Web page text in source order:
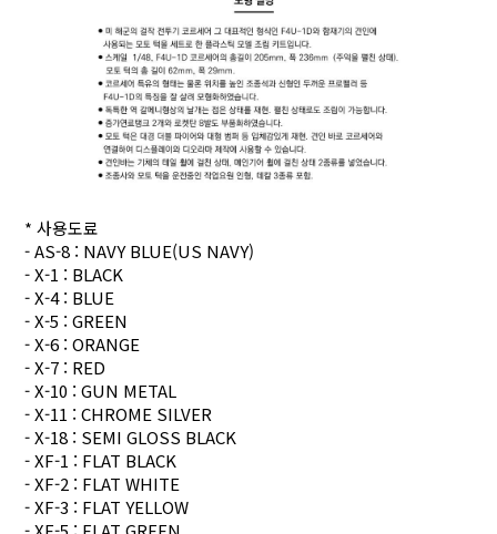
* 사용도료
- AS-8 : NAVY BLUE(US NAVY)
- X-1 : BLACK
- X-4 : BLUE
- X-5 : GREEN
- X-6 : ORANGE
- X-7 : RED
- X-10 : GUN METAL
- X-11 : CHROME SILVER
- X-18 : SEMI GLOSS BLACK
- XF-1 : FLAT BLACK
- XF-2 : FLAT WHITE
- XF-3 : FLAT YELLOW